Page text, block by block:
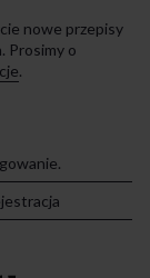
nowe przepisy
Prosimy o
.